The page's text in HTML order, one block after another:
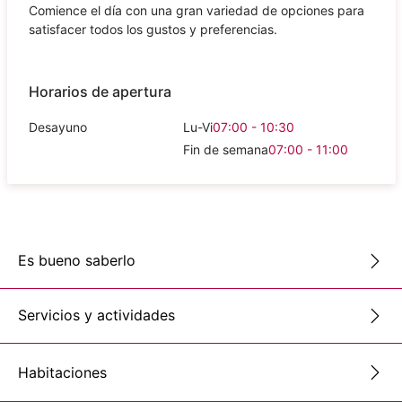
Comience el día con una gran variedad de opciones para
satisfacer todos los gustos y preferencias.
Horarios de apertura
Desayuno Lu-Vi07:00 - 10:30
Fin de semana07:00 - 11:00
Es bueno saberlo
Servicios y actividades
Habitaciones